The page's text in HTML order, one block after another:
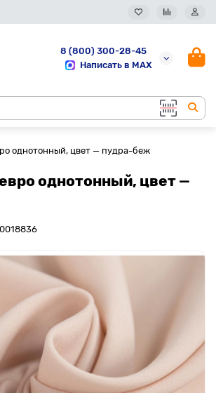
8 (800) 300-28-45
Написать в MAX
однотонный, цвет — пудра-беж
однотонный, цвет —